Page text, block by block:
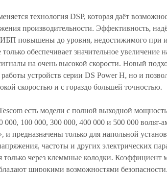
технология DSP, которая даёт
производительности. Эффективность,
повышены до уровня, недостижимого при
обеспечивает значительное увеличение
на очень высокой скорости. Новый
устройств серии DS Power H, но и
скоростью и с гораздо большей точностью.
есть модели с полной выходной
000, 100 000, 300 000, 400 000 и 500 000
предназначены только для напольной
частоты и других электрических
через клеммные колодки. Коэффициент
широкими возможностями